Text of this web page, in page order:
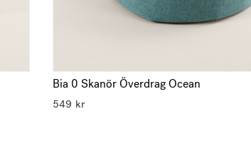
Bia 0 Skanör Överdrag Ocean
549 kr